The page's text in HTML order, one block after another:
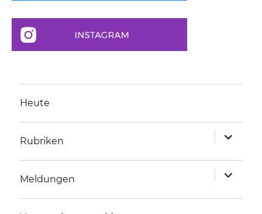
Heute
Rubriken
anzeigen
Meldungen
anzeigen